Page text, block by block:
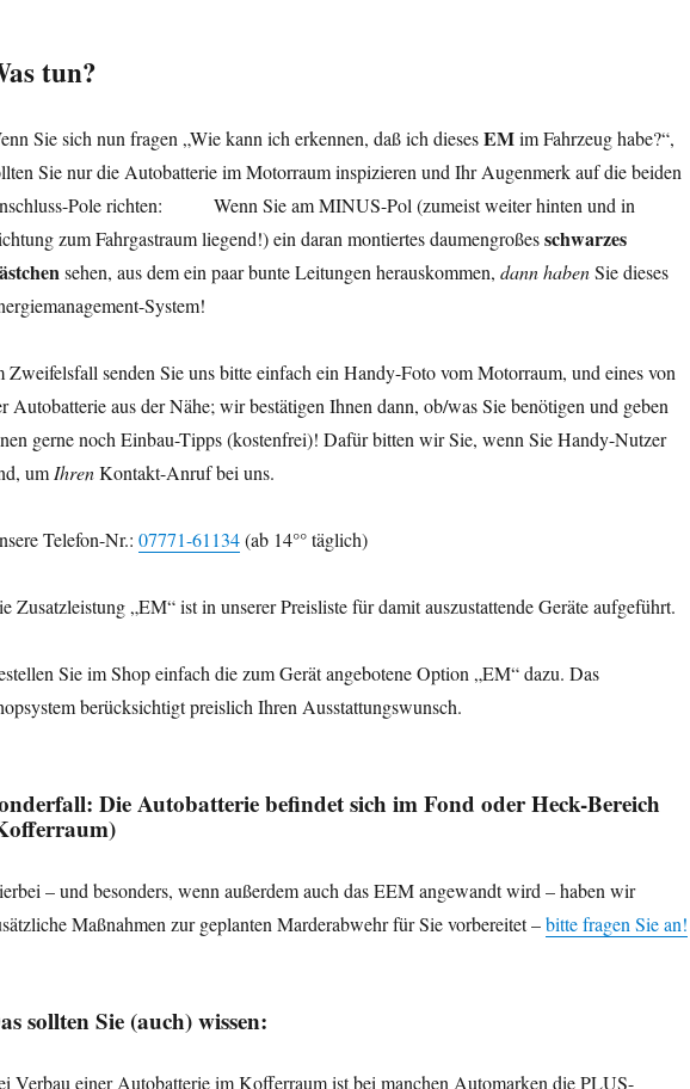
tun?
Sie sich nun fragen „Wie kann ich erkennen, daß ich diesesEMim Fahrzeug habe?“,
Sie nur die Autobatterie im Motorraum inspizieren und Ihr Augenmerk auf die beiden
Pole richten: Wenn Sie am MINUS-Pol (zumeist weiter hinten und in
zum Fahrgastraum liegend!) ein daran montiertes daumengroßesschwarzes
sehen, aus dem ein paar bunte Leitungen herauskommen, dann habenSie dieses
System!
Zweifelsfall senden Sie uns bitte einfach ein Handy-Foto vom Motorraum, und eines von
Autobatterie aus der Nähe; wir bestätigen Ihnen dann, ob/was Sie benötigen und geben
gerne noch Einbau-Tipps (kostenfrei)! Dafür bitten wir Sie, wenn Sie Handy-Nutzer
um IhrenKontakt-Anruf bei uns.
Telefon-Nr.: 07771-61134(ab 14°° täglich)
Zusatzleistung „EM“ ist in unserer Preisliste für damit auszustattende Geräte aufgeführt.
Sie im Shop einfach die zum Gerät angebotene Option „EM“ dazu. Das
berücksichtigt preislich Ihren Ausstattungswunsch.
Die Autobatterie befindet sich im Fond oder Heck-Bereich
– und besonders, wenn außerdem auch das EEM angewandt wird – haben wir
Maßnahmen zur geplanten Marderabwehr für Sie vorbereitet –bitte fragen Sie an!
sollten Sie (auch) wissen:
Verbau einer Autobatterie im Kofferraum ist bei manchen Automarken die PLUS-